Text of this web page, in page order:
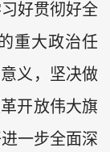
好贯彻好全
重大政治任
义，坚决做
开放伟大旗
一步全面深